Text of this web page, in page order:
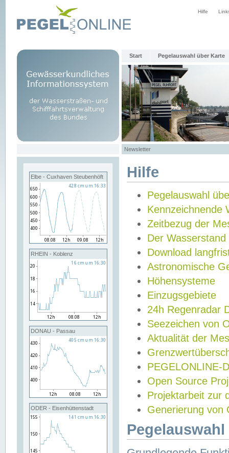
Hilfe
Start Pegelauswahl über Karte
Newsletter
Elbe - Cuxhaven Steubenhöft
RHEIN - Koblenz
DONAU - Passau
ODER - Eisenhüttenstadt
Hilfe
Pegelauswahl
Kennzeichnende
Zeitbezug der
Der Wasserstand
Download
Astronomische
Höhensysteme
Einzugsgebiete
24h Regenradar
Seezeichen von
Aktualität der
PEGELONLINE-
Open Source
Projektarbeit zur
Generierung von